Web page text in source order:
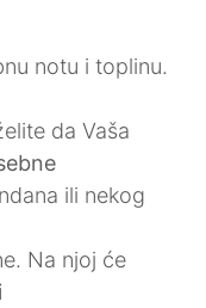
notu i toplinu.
da Vaša
ili nekog
Na njoj će